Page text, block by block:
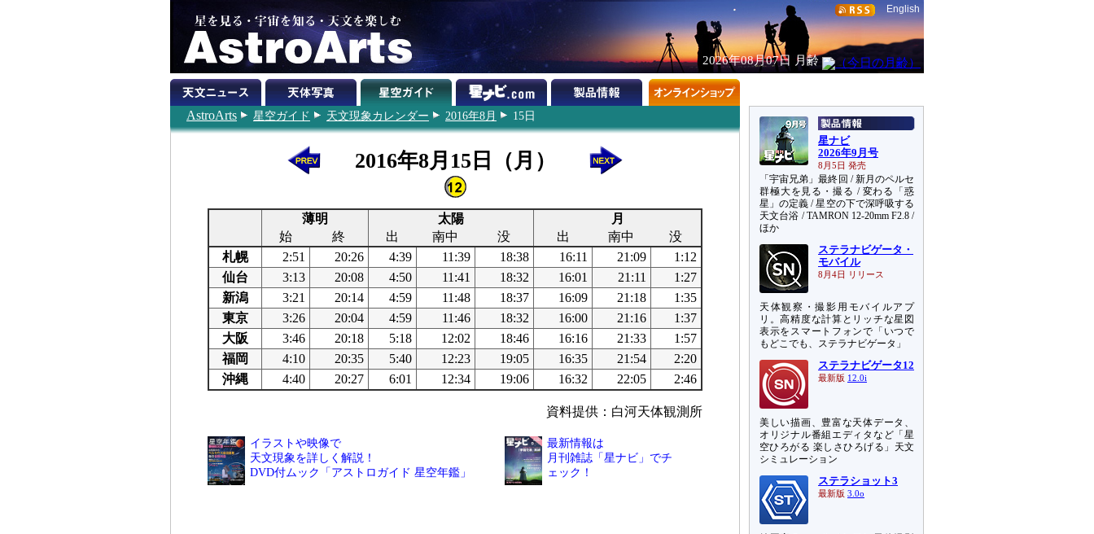
English
2026年08月07日 月齢
AstroArts 星空ガイド 天文現象カレンダー 2016年8月 15日
2016年8月15日（月）
薄明 太陽
月
始
終 出 南中 没 出 南中
没
札幌
2:51 20:26 4:39 11:39 18:38 16:11 21:09
1:12
仙台
3:13 20:08 4:50 11:41 18:32 16:01 21:11
1:27
新潟
3:21 20:14 4:59 11:48 18:37 16:09 21:18
1:35
東京
3:26 20:04 4:59 11:46 18:32 16:00 21:16
1:37
大阪
3:46 20:18 5:18 12:02 18:46 16:16 21:33
1:57
福岡
4:10 20:35 5:40 12:23 19:05 16:35 21:54
2:20
沖縄
4:40 20:27 6:01 12:34 19:06 16:32 22:05 2:46
資料提供：白河天体観測所
イラストや映像で
天文現象を詳しく解説！
DVD付ムック「アストロガイド 星空年鑑」
最新情報は
月刊雑誌「星ナビ」でチ
ェック！
星ナビ
2026年9月号
8月5日 発売
「宇宙兄弟」最終回 / 新月のペルセ
群極大を見る・撮る / 変わる「惑
星」の定義 / 星空の下で深呼吸する
天文台浴 / TAMRON 12-20mm F2.8 /
ほか
ステラナビゲータ・
モバイル
8月4日 リリース
天体観察・撮影用モバイルアプ
リ。高精度な計算とリッチな星図
表示をスマートフォンで「いつで
もどこでも、ステラナビゲータ」
ステラナビゲータ12
最新版 12.0i
美しい描画、豊富な天体データ、
オリジナル番組エディタなど「星
空ひろがる 楽しさひろげる」天文
シミュレーション
ステラショット3
最新版 3.0o